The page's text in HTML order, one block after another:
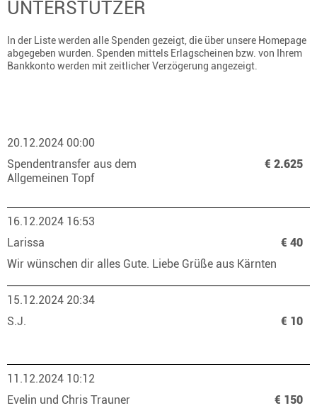
UNTERSTÜTZER
In der Liste werden alle Spenden gezeigt, die über unsere Homepage
abgegeben wurden. Spenden mittels Erlagscheinen bzw. von Ihrem
Bankkonto werden mit zeitlicher Verzögerung angezeigt.
20.12.2024 00:00
Spendentransfer aus dem
Allgemeinen Topf
€ 2.625
16.12.2024 16:53
Larissa
€ 40
Wir wünschen dir alles Gute. Liebe Grüße aus Kärnten
15.12.2024 20:34
S.J.
€ 10
11.12.2024 10:12
Evelin und Chris Trauner
€ 150